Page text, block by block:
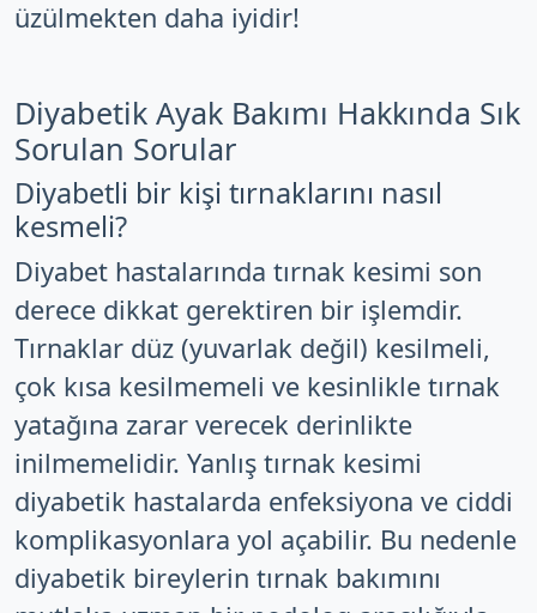
üzülmekten daha iyidir!
Diyabetik Ayak Bakımı Hakkında Sık
Sorulan Sorular
Diyabetli bir kişi tırnaklarını nasıl
kesmeli?
Diyabet hastalarında tırnak kesimi son
derece dikkat gerektiren bir işlemdir.
Tırnaklar düz (yuvarlak değil) kesilmeli,
çok kısa kesilmemeli ve kesinlikle tırnak
yatağına zarar verecek derinlikte
inilmemelidir. Yanlış tırnak kesimi
diyabetik hastalarda enfeksiyona ve ciddi
komplikasyonlara yol açabilir. Bu nedenle
diyabetik bireylerin tırnak bakımını